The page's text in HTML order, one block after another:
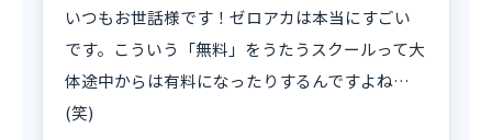
いつもお世話様です！ゼロアカは本当にすごい
です。こういう「無料」をうたうスクールって大
体途中からは有料になったりするんですよね…
(笑)